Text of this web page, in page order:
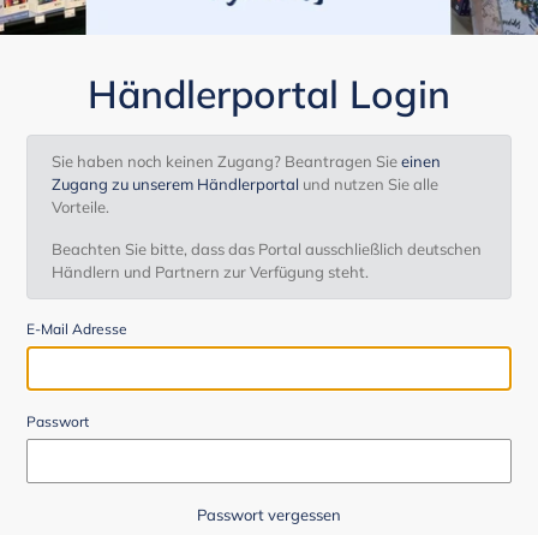
Händlerportal Login
Sie haben noch keinen Zugang? Beantragen Sieeinen
Zugang zu unserem Händlerportal und nutzen Sie alle
Vorteile.
Beachten Sie bitte, dass das Portal ausschließlich deutschen
Händlern und Partnern zur Verfügung steht.
E-Mail Adresse
Passwort
Passwort vergessen